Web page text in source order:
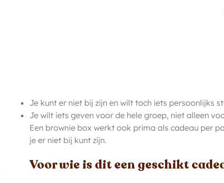
Je kunt er niet bij zijn en wilt toch iets persoonlijks
Je wilt iets geven voor de hele groep, niet alleen
Een brownie box werkt ook prima als cadeau per
je er niet bij kunt zijn.
Voor wie is dit een geschikt